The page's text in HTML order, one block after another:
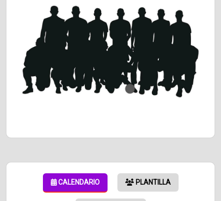
CALENDARIO PLANTILLA